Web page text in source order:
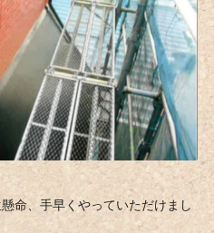
命、手早くやっていただけまし